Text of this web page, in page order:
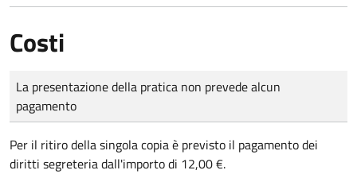
Costi
Tipo di pagamento
Importo
La presentazione della pratica non prevede alcun
pagamento
Per il ritiro della singola copia è previsto il pagamento dei
diritti segreteria dall'importo di 12,00 €.